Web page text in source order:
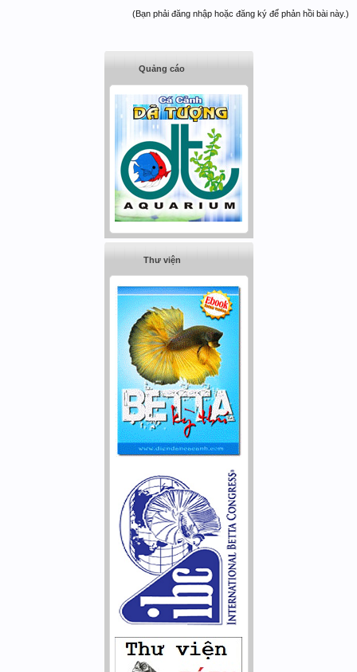
(Bạn phải đăng nhập hoặc đăng ký để phản hồi bài này.)
Quảng cáo
Thư viện